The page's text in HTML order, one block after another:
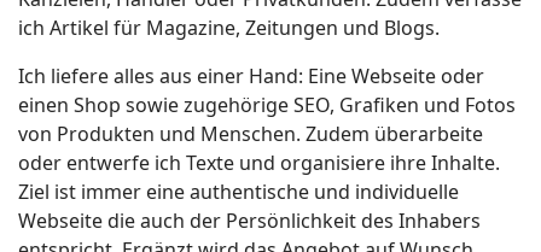
ich Artikel für Magazine, Zeitungen und Blogs.
Ich liefere alles aus einer Hand: Eine Webseite oder
einen Shop sowie zugehörige SEO, Grafiken und Fotos
von Produkten und Menschen. Zudem überarbeite
oder entwerfe ich Texte und organisiere ihre Inhalte.
Ziel ist immer eine authentische und individuelle
Webseite die auch der Persönlichkeit des Inhabers